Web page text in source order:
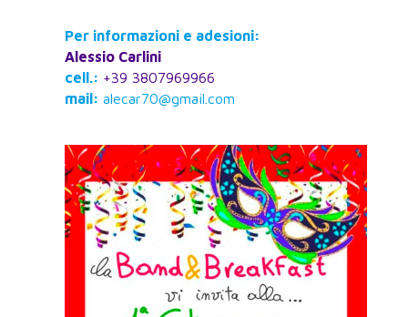
Per informazioni e adesioni:
Alessio Carlini
cell.: +39 3807969966
mail: alecar70@gmail.com